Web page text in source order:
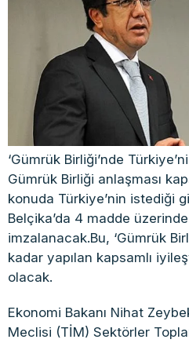
‘Gümrük Birliği’nde
Gümrük Birliği anlaşması
konuda Türkiye’nin istediği
Belçika’da 4 madde
imzalanacak.Bu, ‘Gümrük
kadar yapılan kapsamlı
olacak.
Ekonomi Bakanı Nihat
Meclisi (TİM) Sektörler